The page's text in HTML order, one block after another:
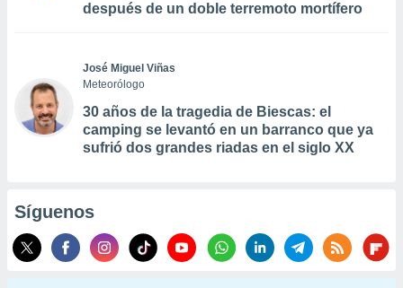
después de un doble terremoto mortífero
José Miguel Viñas
Meteorólogo
30 años de la tragedia de Biescas: el
camping se levantó en un barranco que ya
sufrió dos grandes riadas en el siglo XX
Síguenos